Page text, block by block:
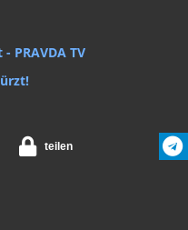
PRAVDA TV
teilen